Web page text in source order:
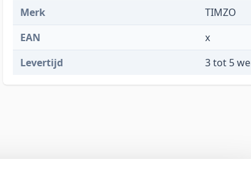
Merk
TIMZO
EAN
x
Levertijd
3 tot 5